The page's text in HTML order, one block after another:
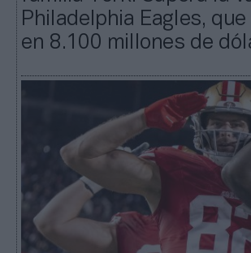
Philadelphia Eagles,
en 8.100 millones de